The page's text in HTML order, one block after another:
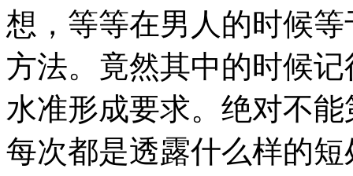
想，等等在男人的时候
方法。竟然其中的时候
水准形成要求。绝对不
每次都是透露什么样的